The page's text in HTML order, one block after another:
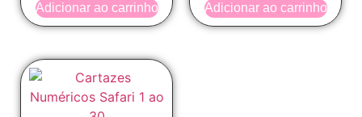
Adicionar ao carrinho Adicionar ao carrinho